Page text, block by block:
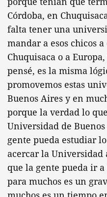
Córdoba, en
falta tener una
mandar a esos chicos
Chuquisaca o a
pensé, es la misma
promovemos estas
Buenos Aires y en
porque la verdad lo
Universidad de
gente pueda estudiar
acercar la Universidad
que la gente pueda ir
para muchos es un